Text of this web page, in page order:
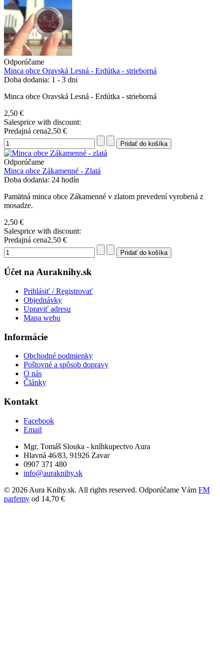
Odporúčame
Minca obce Oravská Lesná - Erdútka - strieborná
Doba dodania: 1 - 3 dni
Minca obce Oravská Lesná - Erdútka - strieborná
2,50 €
Salesprice with discount:
Predajná cena2,50 €
Odporúčame
Minca obce Zákamenné - Zlatá
Doba dodania: 24 hodín
Pamätná minca obce Zákamenné v zlatom prevedení vyrobená z
mosadze.
2,50 €
Salesprice with discount:
Predajná cena2,50 €
Účet na Auraknihy.sk
Prihlásiť / Registrovať
Objednávky
Upraviť adresu
Mapa webu
Informácie
Obchodné podmienky
Poštovné a spôsob dopravy
O nás
Články
Kontakt
Facebook
Email
Mgr. Tomáš Slouka - kníhkupectvo Aura
Hlavná 46/83, 91926 Zavar
0907 371 480
info@auraknihy.sk
© 2026 Aura Knihy.sk. All rights reserved. Odporúčame Vám FM
parfemy od 14,70 €